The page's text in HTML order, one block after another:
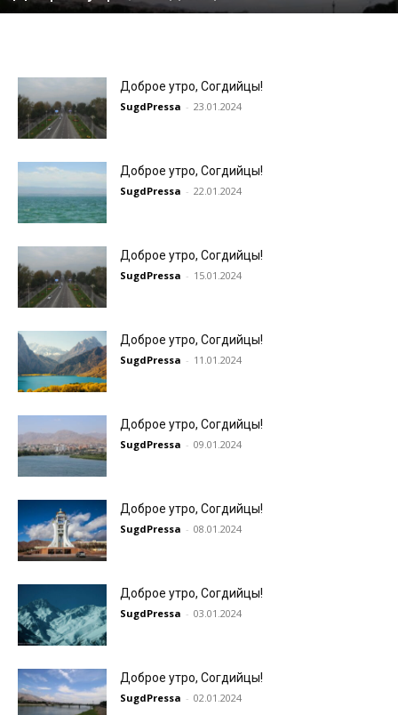
Доброе утро, Согдийцы!
SugdPressa - 23.01.2024
Доброе утро, Согдийцы!
SugdPressa - 22.01.2024
Доброе утро, Согдийцы!
SugdPressa - 15.01.2024
Доброе утро, Согдийцы!
SugdPressa - 11.01.2024
Доброе утро, Согдийцы!
SugdPressa - 09.01.2024
Доброе утро, Согдийцы!
SugdPressa - 08.01.2024
Доброе утро, Согдийцы!
SugdPressa - 03.01.2024
Доброе утро, Согдийцы!
SugdPressa - 02.01.2024